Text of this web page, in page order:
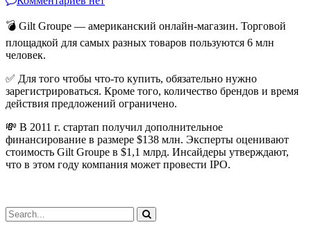
💣 Gilt Groupe — американский онлайн-магазин. Торговой
площадкой для самых разных товаров пользуются 6 млн
человек.
✅ Для того чтобы что-то купить, обязательно нужно
зарегистрироваться. Кроме того, количество брендов и время
действия предложений ограничено.
💸 В 2011 г. стартап получил дополнительное
финансирование в размере $138 млн. Эксперты оценивают
стоимость Gilt Groupe в $1,1 млрд. Инсайдеры утверждают,
что в этом году компания может провести IPO.